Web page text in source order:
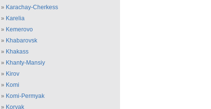
» Karachay-Cherkess
» Karelia
» Kemerovo
» Khabarovsk
» Khakass
» Khanty-Mansiy
» Kirov
» Komi
» Komi-Permyak
» Koryak